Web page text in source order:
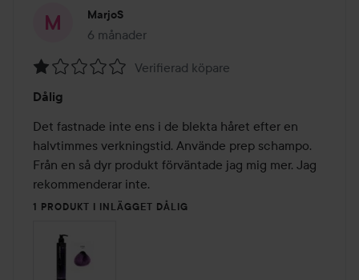
MarjoS
6 månader
Inlägget skapades 6 månader
1
av
5
Verifierad köpare
Dålig
Det fastnade inte ens i de blekta håret efter en
halvtimmes verkningstid. Använde prep schampo.
Från en så dyr produkt förväntade jag mig mer. Jag
rekommenderar inte.
1 PRODUKT I INLÄGGET DÅLIG